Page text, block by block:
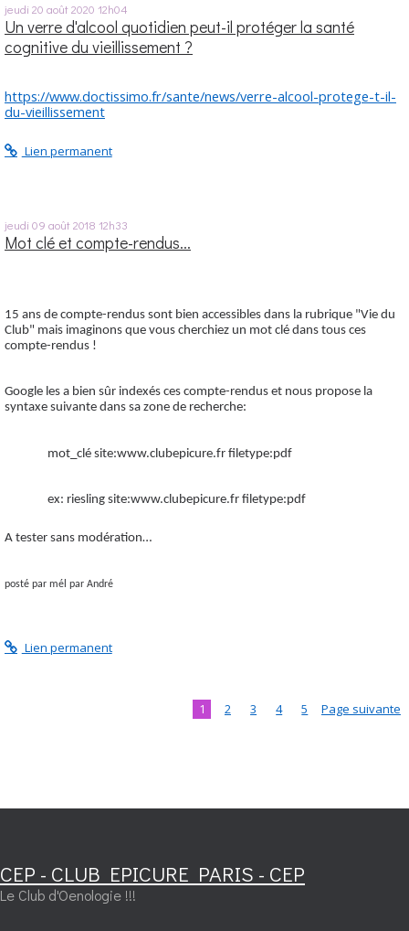
jeudi 20 août 2020 12h04
Un verre d'alcool quotidien peut-il protéger la santé
cognitive du vieillissement ?
https://www.doctissimo.fr/sante/news/verre-alcool-protege-t-il-
du-vieillissement
Lien permanent
jeudi 09 août 2018 12h33
Mot clé et compte-rendus...
15 ans de compte-rendus sont bien accessibles dans la rubrique "Vie du
Club" mais imaginons que vous cherchiez un mot clé dans tous ces
compte-rendus !
Google les a bien sûr indexés ces compte-rendus et nous propose la
syntaxe suivante dans sa zone de recherche:
mot_clé site:www.clubepicure.fr filetype:pdf
ex: riesling site:www.clubepicure.fr filetype:pdf
A tester sans modération…
posté par mél par André
Lien permanent
1 2 3 4 5 Page suivante
CEP - CLUB EPICURE PARIS - CEP
Le Club d'Oenologie !!!